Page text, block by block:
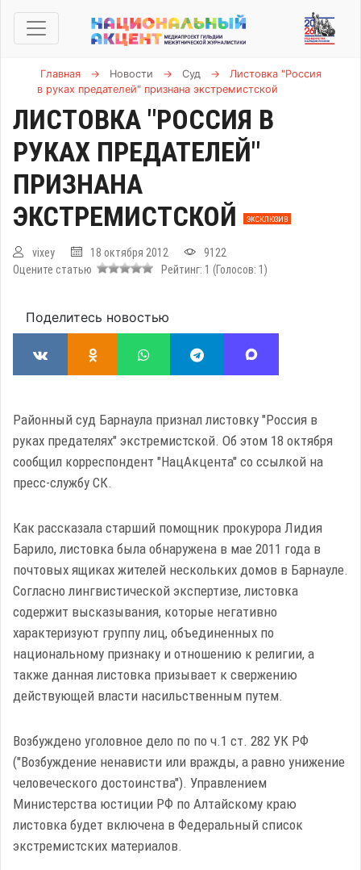
Главная → Новости → Суд →
Листовка "Россия
в руках предателей" признана экстремистской
ЛИСТОВКА "РОССИЯ В
РУКАХ ПРЕДАТЕЛЕЙ"
ПРИЗНАНА
ЭКСТРЕМИСТСКОЙ
ЭКСКЛЮЗИВ
vixey 18 октября 2012
9122
Оцените статью
Рейтинг: 1 (Голосов: 1 )
Поделитесь новостью
Районный суд Барнаула признал листовку "Россия в
руках предателях" экстремистской. Об этом 18 октября
сообщил корреспондент "НацАкцента" со ссылкой на
пресс-службу СК.
Как рассказала старший помощник прокурора Лидия
Барило, листовка была обнаружена в мае 2011 года в
почтовых ящиках жителей нескольких домов в Барнауле.
Согласно лингвистической экспертизе, листовка
содержит высказывания, которые негативно
характеризуют группу лиц, объединенных по
национальному признаку и отношению к религии, а
также данная листовка призывает к свержению
действующей власти насильственным путем.
Возбуждено уголовное дело по по ч.1 ст. 282 УК РФ
("Возбуждение ненависти или вражды, а равно унижение
человеческого достоинства"). Управлением
Министерства юстиции РФ по Алтайскому краю
листовка будет включена в Федеральный список
экстремистских материалов.